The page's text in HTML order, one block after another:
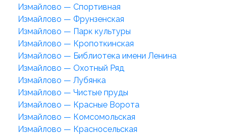
Измайлово — Спортивная
Измайлово — Фрунзенская
Измайлово — Парк культуры
Измайлово — Кропоткинская
Измайлово — Библиотека имени Ленина
Измайлово — Охотный Ряд
Измайлово — Лубянка
Измайлово — Чистые пруды
Измайлово — Красные Ворота
Измайлово — Комсомольская
Измайлово — Красносельская